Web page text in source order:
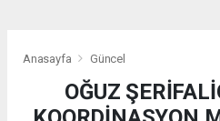
Anasayfa Güncel
OĞUZ